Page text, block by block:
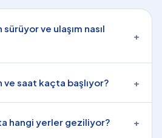
ve ulaşım nasıl
+
ve saat kaçta başlıyor? +
hangi yerler geziliyor? +